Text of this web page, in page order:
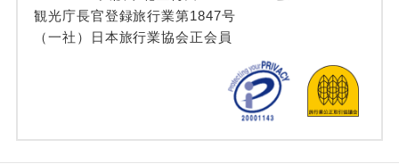
観光庁長官登録旅行業第1847号
（一社）日本旅行業協会正会員